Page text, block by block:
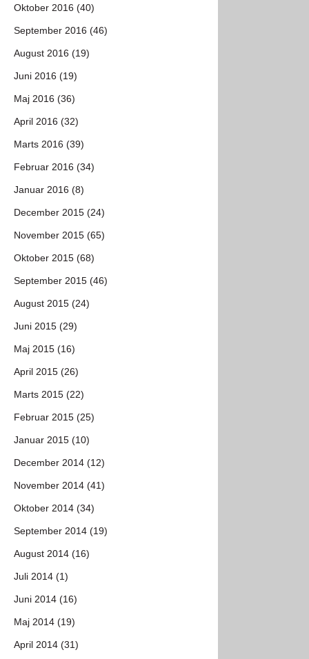
Oktober 2016 (40)
September 2016 (46)
August 2016 (19)
Juni 2016 (19)
Maj 2016 (36)
April 2016 (32)
Marts 2016 (39)
Februar 2016 (34)
Januar 2016 (8)
December 2015 (24)
November 2015 (65)
Oktober 2015 (68)
September 2015 (46)
August 2015 (24)
Juni 2015 (29)
Maj 2015 (16)
April 2015 (26)
Marts 2015 (22)
Februar 2015 (25)
Januar 2015 (10)
December 2014 (12)
November 2014 (41)
Oktober 2014 (34)
September 2014 (19)
August 2014 (16)
Juli 2014 (1)
Juni 2014 (16)
Maj 2014 (19)
April 2014 (31)